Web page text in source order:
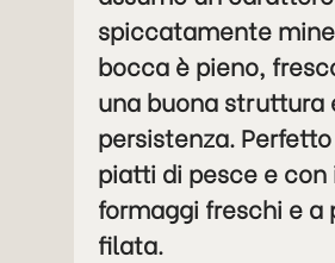
spiccatamente
bocca è pieno,
una buona struttura
persistenza.
piatti di pesce e con
formaggi freschi e a
filata.